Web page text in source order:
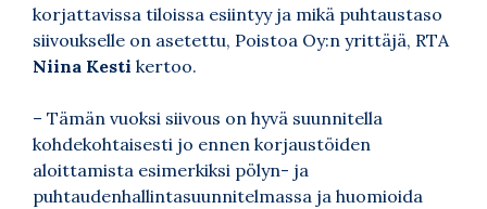
korjattavissa tiloissa esiintyy ja mikä puhtaustaso
siivoukselle on asetettu, Poistoa Oy:n yrittäjä, RTA
Niina Kesti kertoo.
– Tämän vuoksi siivous on hyvä suunnitella
kohdekohtaisesti jo ennen korjaustöiden
aloittamista esimerkiksi pölyn- ja
puhtaudenhallintasuunnitelmassa ja huomioida